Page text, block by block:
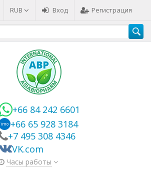
RUB Вход Регистрация
+66 84 242 6601
imo +66 65 928 3184
+7 495 308 4346
VK.com
Часы работы